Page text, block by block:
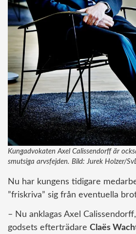
Kungadvokaten Axel Calissendorff är
smutsiga arvsfejden. Bild: Jurek Holzer/
Nu har kungens tidigare
”friskriva” sig från eventuella
– Nu anklagas Axel
godsets efterträdare Claës